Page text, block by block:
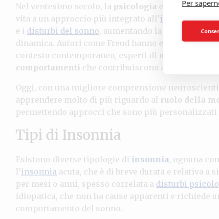
Nel ventesimo secolo, la psicologia e la medicina
vita a un approccio più integrato all’insonnia. Si
e i disturbi del sonno, aumentando la
dinamica. Autori come Freud hanno esplorato la
contesto contemporaneo, esperti di medicina
comportamenti che contribuiscono all’
Oggi, con una migliore comprensione
apprendere molto di più riguardo al ruolo della
permettendo approcci che sono più
Tipi di Insonnia
Esistono diverse tipologie di insonnia, ognuna
l’insonnia acuta, che è di breve durata e relativa a
per mesi o anni, spesso correlata a disturbi
idiopatica, che non ha cause apparenti e richiede
comportamento del sonno.
Per